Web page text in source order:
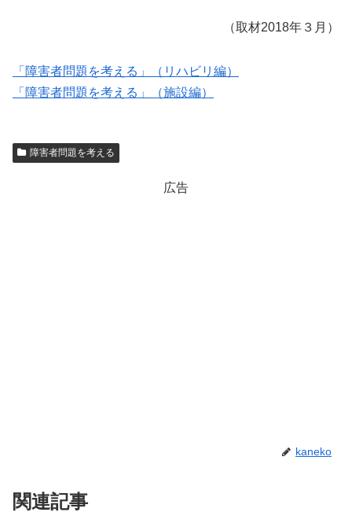
（取材2018年３月）
「障害者問題を考える」（リハビリ編）
「障害者問題を考える」（施設編）
障害者問題を考える
広告
kaneko
関連記事